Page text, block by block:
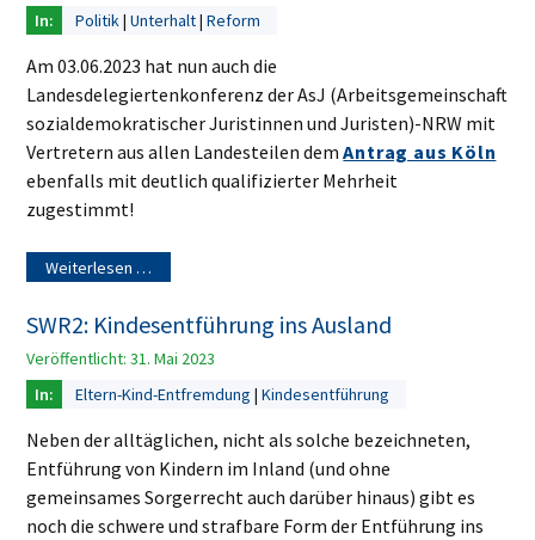
Politik Unterhalt Reform
Am 03.06.2023 hat nun auch die
Landesdelegiertenkonferenz der AsJ (Arbeitsgemeinschaft
sozialdemokratischer Juristinnen und Juristen)-NRW mit
Vertretern aus allen Landesteilen demAntrag aus Köln
ebenfalls mit deutlich qualifizierter Mehrheit
zugestimmt!
Weiterlesen …
SWR2: Kindesentführung ins Ausland
Veröffentlicht: 31. Mai 2023
Eltern-Kind-Entfremdung Kindesentführung
Neben der alltäglichen, nicht als solche bezeichneten,
Entführung von Kindern im Inland (und ohne
gemeinsames Sorgerrecht auch darüber hinaus) gibt es
noch die schwere und strafbare Form der Entführung ins